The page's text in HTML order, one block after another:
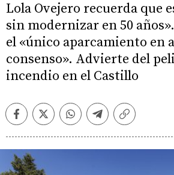
Lola Ovejero recuerda que
sin modernizar en 50
el «único aparcamiento en
consenso». Advierte del
incendio en el Castillo
FacebookTwitterWhatsappTelegramCopiar